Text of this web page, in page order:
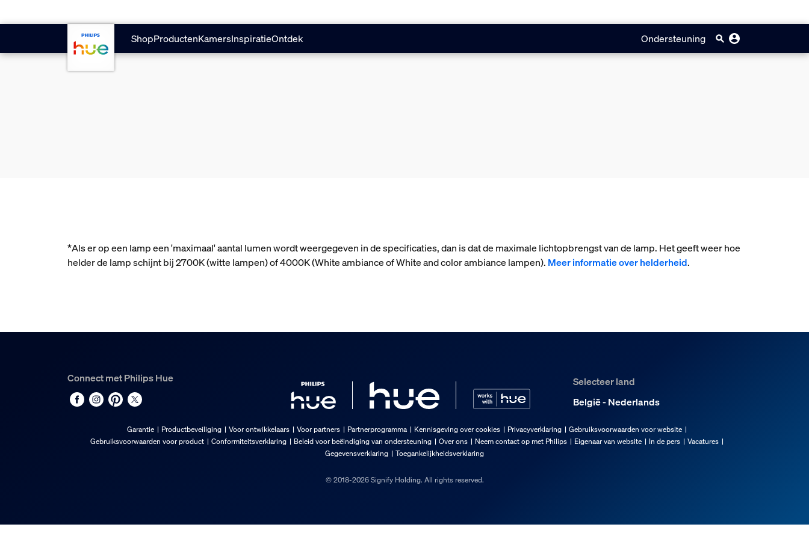
ShopProductenKamersInspiratieOntdek Ondersteuning
*Als er op een lamp een 'maximaal' aantal lumen wordt weergegeven in de specificaties, dan is dat de maximale lichtopbrengst van de lamp. Het geeft weer hoe
helder de lamp schijnt bij 2700K (witte lampen) of 4000K (White ambiance of White and color ambiance lampen). Meer informatie over helderheid.
Connect met Philips Hue
Selecteer land
België - Nederlands
Garantie Productbeveiliging Voor ontwikkelaars Voor partners Partnerprogramma Kennisgeving over cookies Privacyverklaring
Gebruiksvoorwaarden voor website
Gebruiksvoorwaarden voor product
Conformiteitsverklaring Beleid voor beëindiging van ondersteuning Over ons Neem contact op met Philips Eigenaar van website In de pers
Vacatures
Gegevensverklaring
Toegankelijkheidsverklaring
© 2018-2026 Signify Holding. All rights reserved.